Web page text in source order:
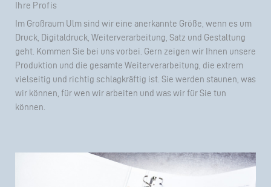
Ihre Profis
Im Großraum Ulm sind wir eine anerkannte Größe, wenn es um
Druck, Digitaldruck, Weiterverarbeitung, Satz und Gestaltung
geht. Kommen Sie bei uns vorbei. Gern zeigen wir Ihnen unsere
Produktion und die gesamte Weiterverarbeitung, die extrem
vielseitig und richtig schlagkräftig ist. Sie werden staunen, was
wir können, für wen wir arbeiten und was wir für Sie tun
können.